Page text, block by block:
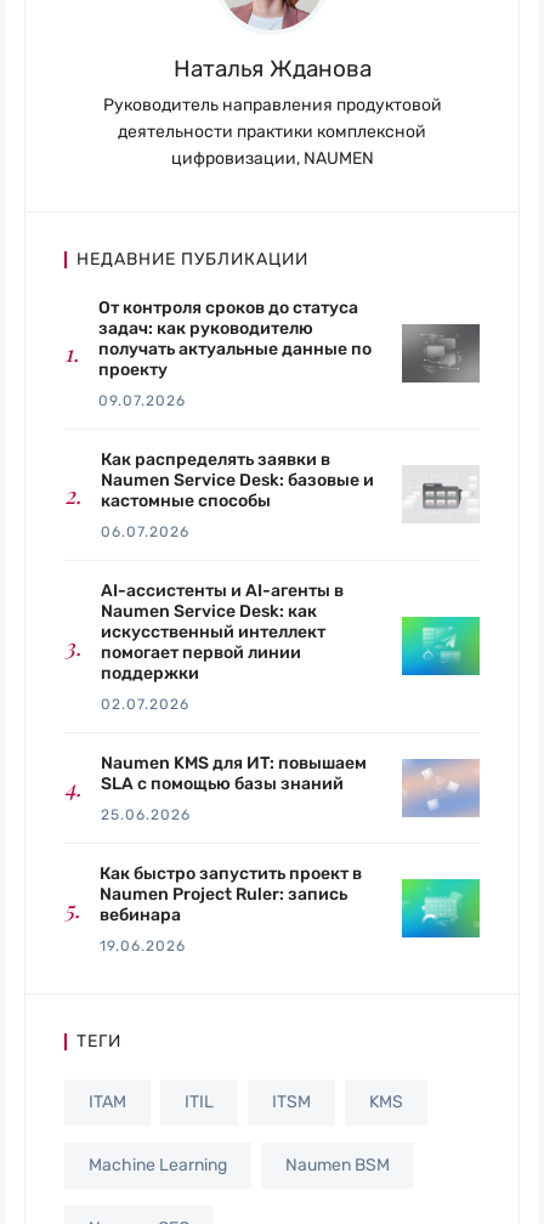
Наталья Жданова
Руководитель направления продуктовой
деятельности практики комплексной
цифровизации, NAUMEN
НЕДАВНИЕ ПУБЛИКАЦИИ
От контроля сроков до статуса
задач: как руководителю
получать актуальные данные по
проекту
09.07.2026
Как распределять заявки в
Naumen Service Desk: базовые и
кастомные способы
06.07.2026
AI-ассистенты и AI-агенты в
Naumen Service Desk: как
искусственный интеллект
помогает первой линии
поддержки
02.07.2026
Naumen KMS для ИТ: повышаем
SLA с помощью базы знаний
25.06.2026
Как быстро запустить проект в
Naumen Project Ruler: запись
вебинара
19.06.2026
ТЕГИ
ITAM ITIL ITSM KMS
Machine Learning Naumen BSM